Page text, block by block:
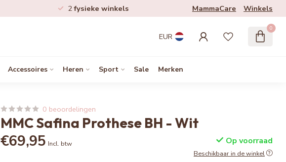
2fysieke winkels MammaCare Winkels
EUR
0
Accessoires Heren Sport Sale Merken
0 beoordelingen
MMC Safina Prothese BH - Wit
€69,95 Incl. btw Op voorraad
Beschikbaar in de winkel